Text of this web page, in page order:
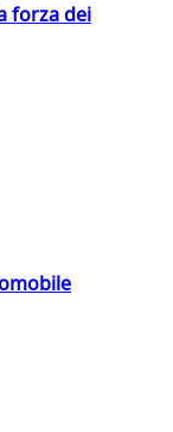
forza dei